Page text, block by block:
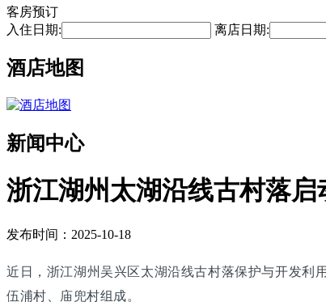
客房预订
入住日期:
离店日期:
酒店地图
新闻中心
浙江湖州太湖沿线古村落
发布时间：2025-10-18
近日，浙江湖州吴兴区太湖沿线古村落保护与开发利
伍浦村、庙兜村组成。